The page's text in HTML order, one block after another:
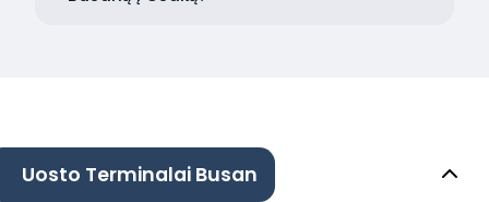
Uosto Terminalai Busan